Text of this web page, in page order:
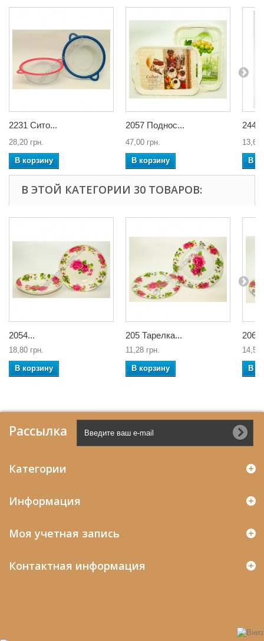
2231 Сито...
28,20 грн.
В корзину
2057 Поднос...
47,00 грн.
В корзину
13,63
В
В ЭТОЙ КАТЕГОРИИ 30 ТОВАРОВ:
2054...
18,80 грн.
В корзину
205 Тарелка...
11,28 грн.
В корзину
206
14,57
В
Рассылка
Категории
Информация
Моя учетная запись
Контактная информация